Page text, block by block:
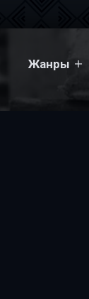
Жанры